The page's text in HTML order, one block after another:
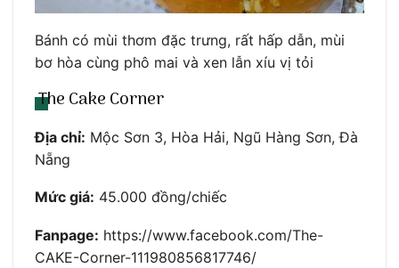
Bánh có mùi thơm đặc trưng, rất hấp dẫn, mùi
bơ hòa cùng phô mai và xen lẫn xíu vị tỏi
The Cake Corner
Địa chỉ: Mộc Sơn 3, Hòa Hải, Ngũ Hàng Sơn, Đà
Nẵng
Mức giá: 45.000 đồng/chiếc
Fanpage: https://www.facebook.com/The-
CAKE-Corner-111980856817746/